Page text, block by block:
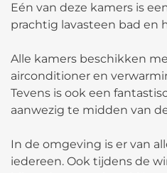
Eén van deze kamers is
prachtig lavasteen bad en
Alle kamers beschikken
airconditioner en
Tevens is ook een
aanwezig te midden van
In de omgeving is er van
iedereen. Ook tijdens de